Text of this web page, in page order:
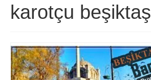
Hakkımızda
İstanbul Karot
Beton Delme Karot
Elmaslı Kesme Karot
karotçu beşiktaş